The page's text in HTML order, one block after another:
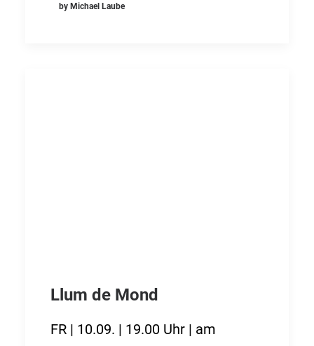
by Michael Laube
Llum de Mond
FR | 10.09. | 19.00 Uhr | am